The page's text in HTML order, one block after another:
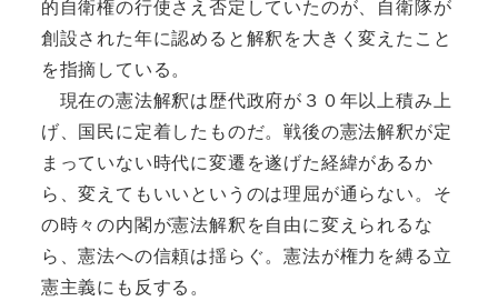
的自衛権の行使さえ否定していたのが、自衛隊が
創設された年に認めると解釈を大きく変えたこと
を指摘している。
現在の憲法解釈は歴代政府が３０年以上積み上
げ、国民に定着したものだ。戦後の憲法解釈が定
まっていない時代に変遷を遂げた経緯があるか
ら、変えてもいいというのは理屈が通らない。そ
の時々の内閣が憲法解釈を自由に変えられるな
ら、憲法への信頼は揺らぐ。憲法が権力を縛る立
憲主義にも反する。